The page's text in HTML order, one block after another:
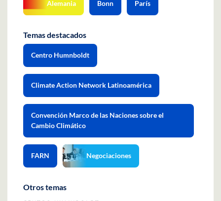
Alemania Bonn París
Temas destacados
Centro Humnboldt
Climate Action Network Latinoamérica
Convención Marco de las Naciones sobre el
Cambio Climático
FARN Negociaciones
Otros temas